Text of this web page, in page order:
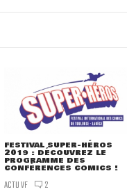
FESTIVAL SUPER-HÉROS
2019 : DÉCOUVREZ LE
PROGRAMME DES
CONFÉRENCES COMICS !
ACTU VF 2